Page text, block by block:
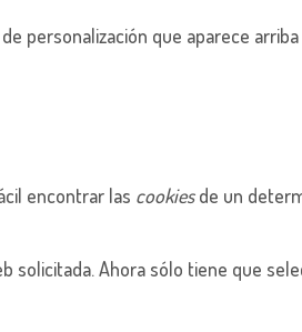
personalización que aparece arriba
encontrar las cookiesde un
solicitada. Ahora sólo tiene que